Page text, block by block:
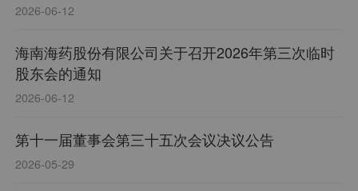
2026-06-12
海南海药股份有限公司关于召开2026年第三次临时
股东会的通知
2026-06-12
第十一届董事会第三十五次会议决议公告
2026-05-29